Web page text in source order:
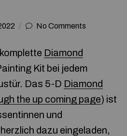
No Comments
Diamond
Kit bei jedem
Das 5-D Diamond
the up coming page) ist
und
dazu eingeladen,